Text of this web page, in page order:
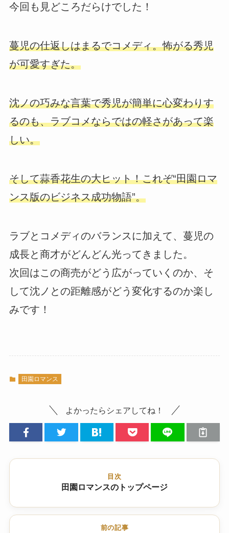
今回も見どころだらけでした！
蔓児の仕返しはまるでコメディ。怖がる秀児
が可愛すぎた。
沈ノの巧みな言葉で秀児が簡単に心変わりす
るのも、ラブコメならではの軽さがあって楽
しい。
そして蒜香花生の大ヒット！これぞ“田園ロマ
ンス版のビジネス成功物語”。
ラブとコメディのバランスに加えて、蔓児の
成長と商才がどんどん光ってきました。
次回はこの商売がどう広がっていくのか、そ
して沈ノとの距離感がどう変化するのか楽し
みです！
田園ロマンス
よかったらシェアしてね！
目次
田園ロマンスのトップページ
前の記事